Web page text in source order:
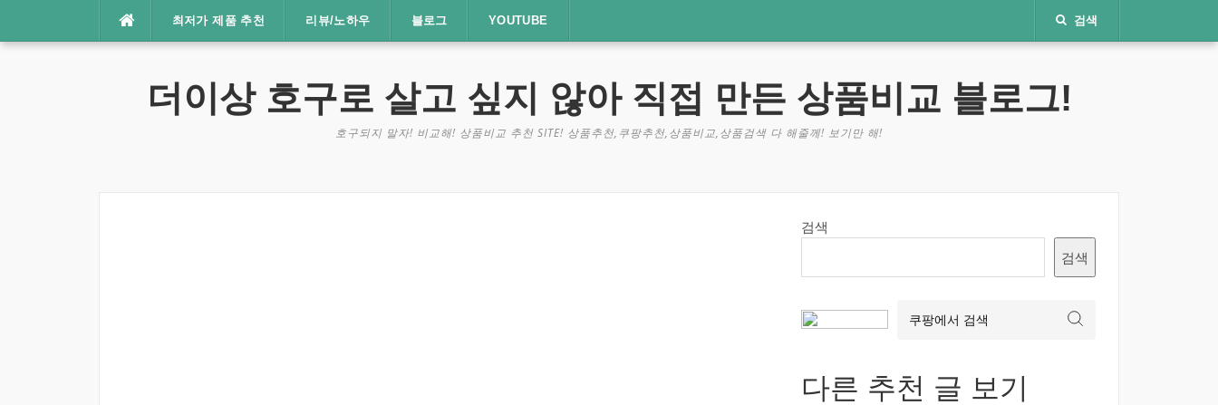
최저가 제품 추천 리뷰/노하우 블로그 YOUTUBE 검색
더이상 호구로 살고 싶지 않아 직접 만든 상품비교 블로그!
호구되지 말자! 비교해! 상품비교 추천 SITE! 상품추천,쿠팡추천,상품비교,상품검색 다 해줄께! 보기만 해!
검색
검색
다른 추천 글 보기